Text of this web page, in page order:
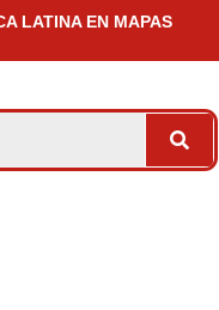
LATINA EN MAPAS